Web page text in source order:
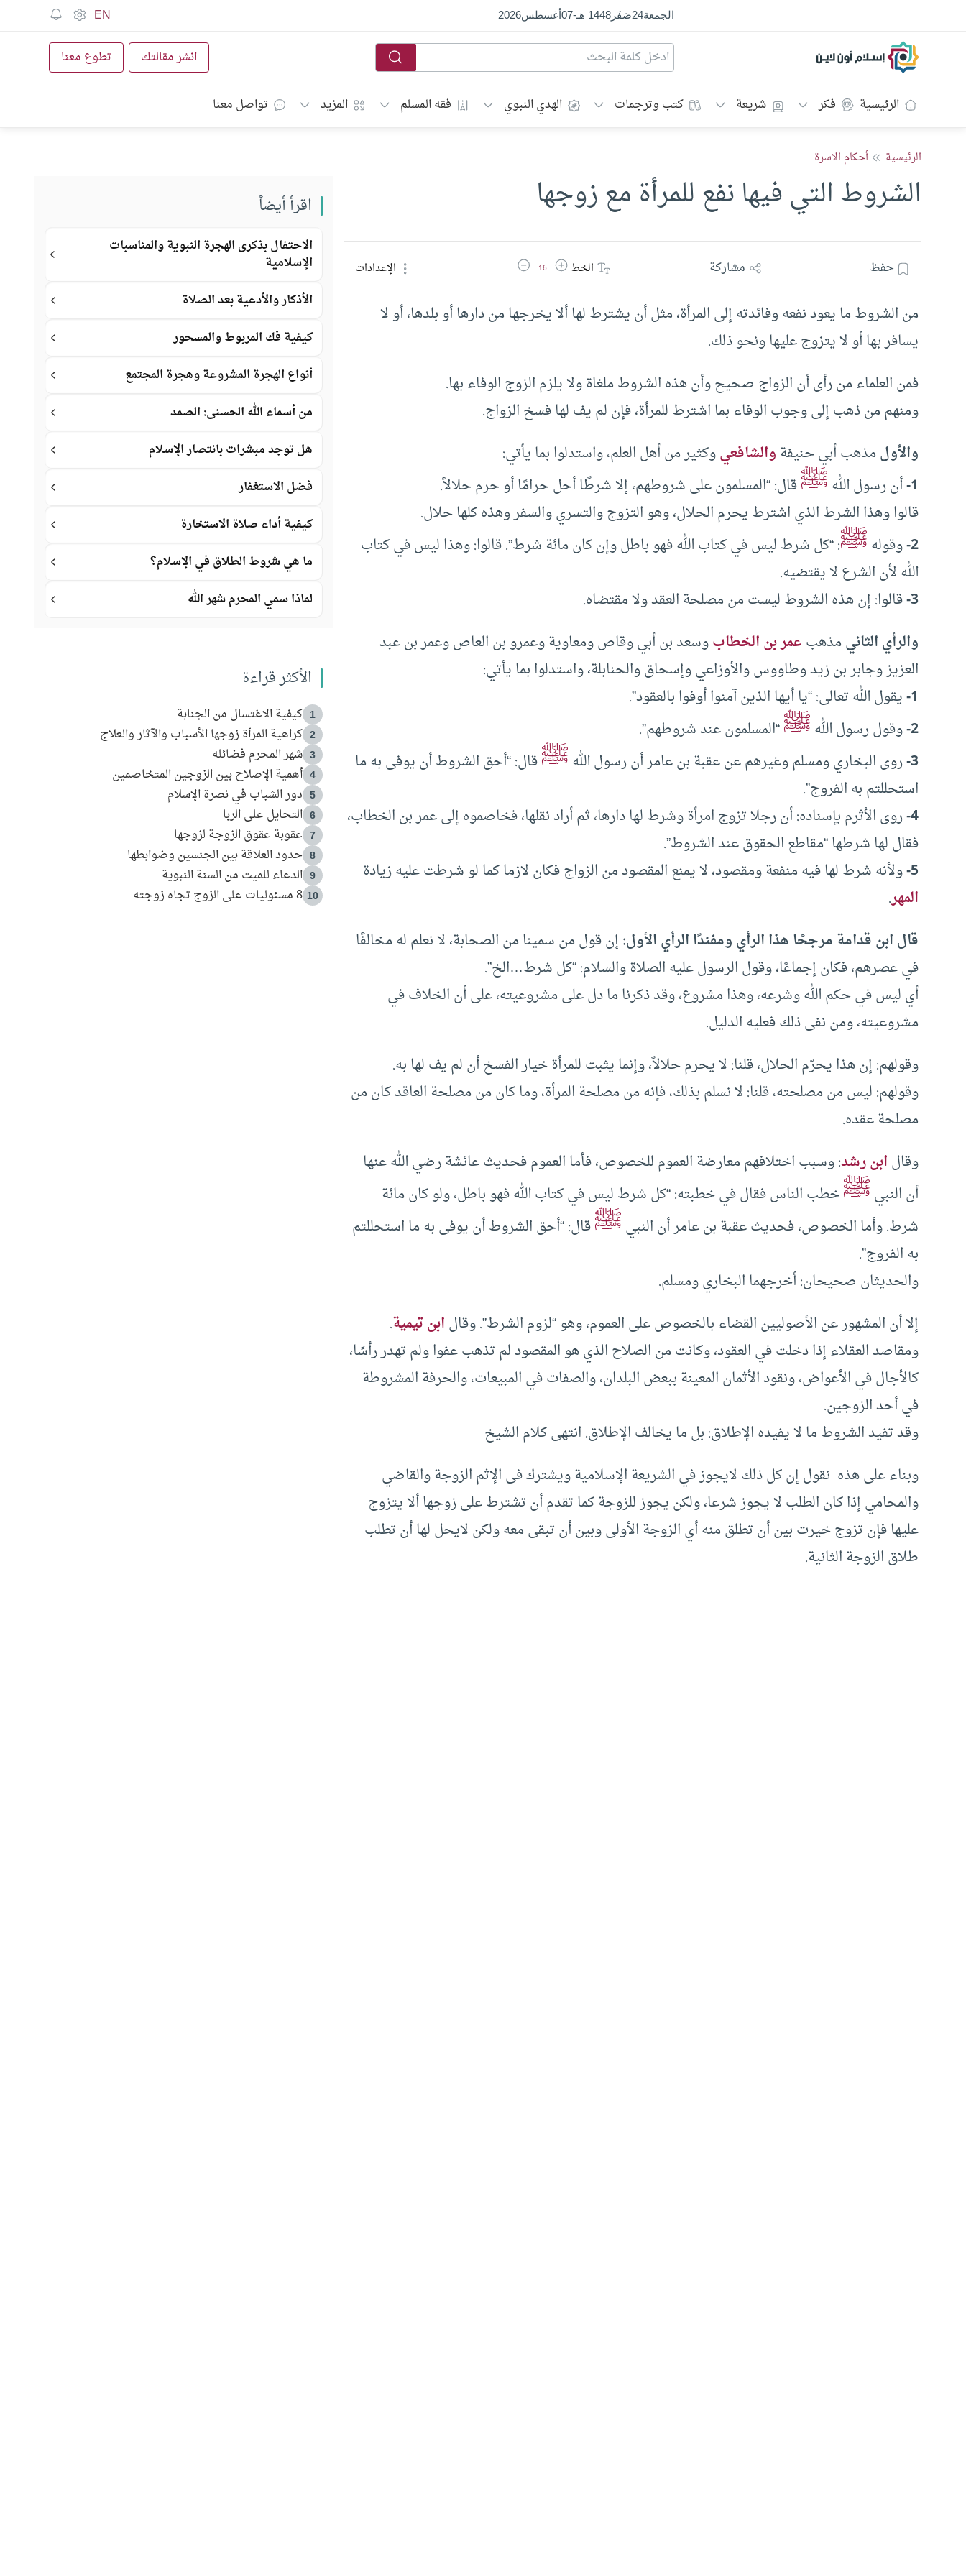
الجمعة24صَفَر1448 هـ -
07أغسطس2026
EN
إسلام أون لاين انشر مقالتك تطوع معنا
الرئيسية فكر شريعة كتب وترجمات الهدي النبوي فقه المسلم المزيد تواصل معنا
الرئيسية أحكام الاسرة
الشروط التي فيها نفع للمرأة مع زوجها
حفظ مشاركة الخطزيادة حجم الخط
16 تقليل حجم الخط الإعدادات
من الشروط ما يعود نفعه وفائدته إلى المرأة، مثل أن يشترط لها ألا يخرجها من دارها أو بلدها، أو لا
يسافر بها أو لا يتزوج عليها ونحو ذلك.
فمن العلماء من رأى أن الزواج صحيح وأن هذه الشروط ملغاة ولا يلزم الزوج الوفاء بها.
ومنهم من ذهب إلى وجوب الوفاء بما اشترط للمرأة، فإن لم يف لها فسخ الزواج.
والأولمذهب أبي حنيفةوالشافعيوكثير من أهل العلم، واستدلوا بما يأتي:
1- أن رسول اللهﷺقال: “المسلمون على شروطهم، إلا شرطًا أحل حرامًا أو حرم حلالاً.
قالوا وهذا الشرط الذي اشترط يحرم الحلال، وهو التزوج والتسري والسفر وهذه كلها حلال.
2- وقولهﷺ: “كل شرط ليس في كتاب الله فهو باطل وإن كان مائة شرط”. قالوا: وهذا ليس في كتاب
الله لأن الشرع لا يقتضيه.
3- قالوا: إن هذه الشروط ليست من مصلحة العقد ولا مقتضاه.
والرأي الثانيمذهبعمر بن الخطابوسعد بن أبي وقاص ومعاوية وعمرو بن العاص وعمر بن عبد
العزيز وجابر بن زيد وطاووس والأوزاعي وإسحاق والحنابلة، واستدلوا بما يأتي:
1- يقول الله تعالى: “يا أيها الذين آمنوا أوفوا بالعقود”.
2- وقول رسول اللهﷺ“المسلمون عند شروطهم”.
3- روى البخاري ومسلم وغيرهم عن عقبة بن عامر أن رسول اللهﷺقال: “أحق الشروط أن يوفى به ما
استحللتم به الفروج”.
4- روى الأثرم بإسناده: أن رجلا تزوج امرأة وشرط لها دارها، ثم أراد نقلها، فخاصموه إلى عمر بن الخطاب،
فقال لها شرطها “مقاطع الحقوق عند الشروط”.
5- ولأنه شرط لها فيه منفعة ومقصود، لا يمنع المقصود من الزواج فكان لازما كما لو شرطت عليه زيادة
المهر.
قال ابن قدامة مرجحًا هذا الرأي ومفندًا الرأي الأول:إن قول من سمينا من الصحابة، لا نعلم له مخالفًا
في عصرهم، فكان إجماعًا، وقول الرسول عليه الصلاة والسلام: “كل شرط…الخ”.
أي ليس في حكم الله وشرعه، وهذا مشروع، وقد ذكرنا ما دل على مشروعيته، على أن الخلاف في
مشروعيته، ومن نفى ذلك فعليه الدليل.
وقولهم: إن هذا يحرّم الحلال، قلنا: لا يحرم حلالاً، وإنما يثبت للمرأة خيار الفسخ أن لم يف لها به.
وقولهم: ليس من مصلحته، قلنا: لا نسلم بذلك، فإنه من مصلحة المرأة، وما كان من مصلحة العاقد كان من
مصلحة عقده.
وقالابن رشد: وسبب اختلافهم معارضة العموم للخصوص، فأما العموم فحديث عائشة رضي الله عنها
أن النبيﷺخطب الناس فقال في خطبته: “كل شرط ليس في كتاب الله فهو باطل، ولو كان مائة
شرط. وأما الخصوص، فحديث عقبة بن عامر أن النبيﷺقال: “أحق الشروط أن يوفى به ما استحللتم
به الفروج”.
والحديثان صحيحان: أخرجهما البخاري ومسلم.
إلا أن المشهور عن الأصوليين القضاء بالخصوص على العموم، وهو “لزوم الشرط”. وقالابن تيمية.
ومقاصد العقلاء إذا دخلت في العقود، وكانت من الصلاح الذي هو المقصود لم تذهب عفوا ولم تهدر رأسًا،
كالأجال في الأعواض، ونقود الأثمان المعينة ببعض البلدان، والصفات في المبيعات، والحرفة المشروطة
في أحد الزوجين.
وقد تفيد الشروط ما لا يفيده الإطلاق: بل ما يخالف الإطلاق. انتهى كلام الشيخ
وبناء على هذه نقول إن كل ذلك لايجوز في الشريعة الإسلامية ويشترك فى الإثم الزوجة والقاضي
والمحامي إذا كان الطلب لا يجوز شرعا، ولكن يجوز للزوجة كما تقدم أن تشترط على زوجها ألا يتزوج
عليها فإن تزوج خيرت بين أن تطلق منه أي الزوجة الأولى وبين أن تبقى معه ولكن لايحل لها أن تطلب
طلاق الزوجة الثانية.
اقرأ أيضاً
الاحتفال بذكرى الهجرة النبوية والمناسبات
الإسلامية
الأذكار والأدعية بعد الصلاة
كيفية فك المربوط والمسحور
أنواع الهجرة المشروعة وهجرة المجتمع
من أسماء الله الحسنى: الصمد
هل توجد مبشرات بانتصار الإسلام
فضل الاستغفار
كيفية أداء صلاة الاستخارة
ما هي شروط الطلاق في الإسلام؟
لماذا سمي المحرم شهر الله
الأكثر قراءة
1 كيفية الاغتسال من الجنابة
2 كراهية المرأة زوجها الأسباب والآثار والعلاج
3 شهر المحرم فضائله
4 أهمية الإصلاح بين الزوجين المتخاصمين
5 دور الشباب في نصرة الإسلام
6 التحايل على الربا
7 عقوبة عقوق الزوجة لزوجها
8 حدود العلاقة بين الجنسين وضوابطها
9 الدعاء للميت من السنة النبوية
10 8 مسئوليات على الزوج تجاه زوجته